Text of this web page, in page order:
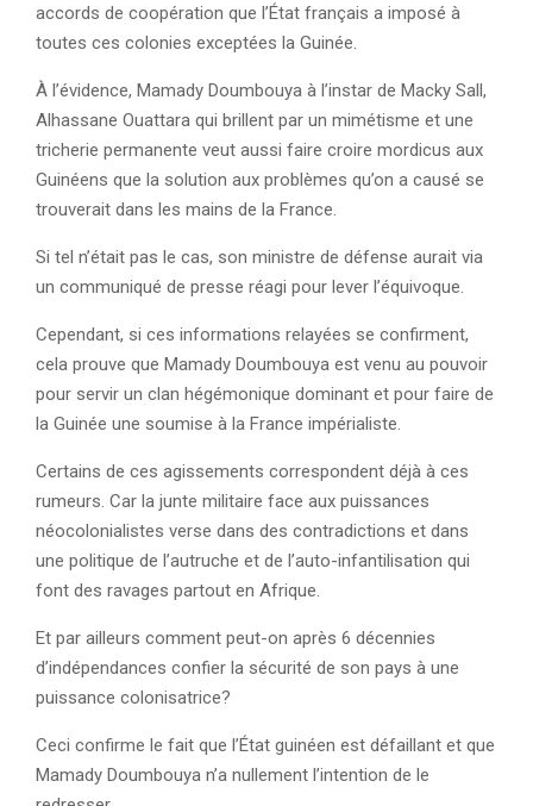
accords de coopération que l’État français a imposé à
toutes ces colonies exceptées la Guinée.
À l’évidence, Mamady Doumbouya à l’instar de Macky Sall,
Alhassane Ouattara qui brillent par un mimétisme et une
tricherie permanente veut aussi faire croire mordicus aux
Guinéens que la solution aux problèmes qu’on a causé se
trouverait dans les mains de la France.
Si tel n’était pas le cas, son ministre de défense aurait via
un communiqué de presse réagi pour lever l’équivoque.
Cependant, si ces informations relayées se confirment,
cela prouve que Mamady Doumbouya est venu au pouvoir
pour servir un clan hégémonique dominant et pour faire de
la Guinée une soumise à la France impérialiste.
Certains de ces agissements correspondent déjà à ces
rumeurs. Car la junte militaire face aux puissances
néocolonialistes verse dans des contradictions et dans
une politique de l’autruche et de l’auto-infantilisation qui
font des ravages partout en Afrique.
Et par ailleurs comment peut-on après 6 décennies
d’indépendances confier la sécurité de son pays à une
puissance colonisatrice?
Ceci confirme le fait que l’État guinéen est défaillant et que
Mamady Doumbouya n’a nullement l’intention de le